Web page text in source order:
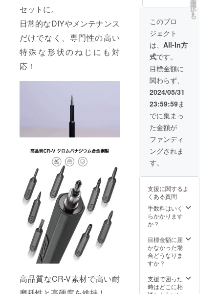
セットに。
日常的なDIYやメンテナンス
だけでなく、専門性の高い
特殊な形状のねじにも対
応！
高品質なCR-V素材で高い耐
プなど
般販売
定で
す。
品が発
可能性
があり
ます。
ご了承
頂いた
上でご
支援頂
けます
い致し
ます。
2024年
09月か
らオン
ライン
ショッ
般販売
開始予
定で
す。
ざいま
す。 ※
皆様の
ご支援
により
量産効
率が向
上した
場合、
正規販
売価格
が販売
予定価
格より
下がる
可能性
もござ
いま
品が発
可能性
があり
ます。
ご了承
支援頂
けます
様お願
2024年
09月か
ンの価
格は
税・送
料込み
の金額
となり
ます。
※ご注文
状況、
使用部
材の供
給状
況、製
造工程
上の都
合など
により
出荷時
期が遅
ざいま
皆様の
ご支援
により
量産効
率が向
場合、
正規販
売価格
が販売
格より
下がる
選
択
す
る
このプロ
ジェクト
は、 All-In方
式です。
目標金額に
関わらず、
2024/05/31
23:59:59ま
でに集まっ
た金額が
ファンディ
ングされま
す。
支援に関するよ
くある質問
手数料はいく
らかかります
か？
目標金額に届
かなかった場
合どうなりま
すか？
支援で困った
時はどこに相